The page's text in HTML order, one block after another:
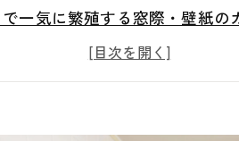
一気に繁殖する窓際・壁紙